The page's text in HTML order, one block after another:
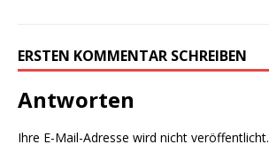
ERSTEN KOMMENTAR SCHREIBEN
Antworten
Ihre E-Mail-Adresse wird nicht veröffentlicht.